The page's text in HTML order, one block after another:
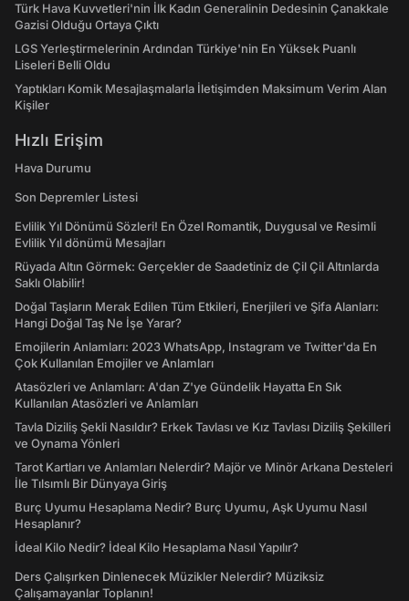
Türk Hava Kuvvetleri'nin İlk Kadın Generalinin Dedesinin Çanakkale
Gazisi Olduğu Ortaya Çıktı
LGS Yerleştirmelerinin Ardından Türkiye'nin En Yüksek Puanlı
Liseleri Belli Oldu
Yaptıkları Komik Mesajlaşmalarla İletişimden Maksimum Verim Alan
Kişiler
Hızlı Erişim
Hava Durumu
Son Depremler Listesi
Evlilik Yıl Dönümü Sözleri! En Özel Romantik, Duygusal ve Resimli
Evlilik Yıl dönümü Mesajları
Rüyada Altın Görmek: Gerçekler de Saadetiniz de Çil Çil Altınlarda
Saklı Olabilir!
Doğal Taşların Merak Edilen Tüm Etkileri, Enerjileri ve Şifa Alanları:
Hangi Doğal Taş Ne İşe Yarar?
Emojilerin Anlamları: 2023 WhatsApp, Instagram ve Twitter'da En
Çok Kullanılan Emojiler ve Anlamları
Atasözleri ve Anlamları: A'dan Z'ye Gündelik Hayatta En Sık
Kullanılan Atasözleri ve Anlamları
Tavla Diziliş Şekli Nasıldır? Erkek Tavlası ve Kız Tavlası Diziliş Şekilleri
ve Oynama Yönleri
Tarot Kartları ve Anlamları Nelerdir? Majör ve Minör Arkana Desteleri
İle Tılsımlı Bir Dünyaya Giriş
Burç Uyumu Hesaplama Nedir? Burç Uyumu, Aşk Uyumu Nasıl
Hesaplanır?
İdeal Kilo Nedir? İdeal Kilo Hesaplama Nasıl Yapılır?
Ders Çalışırken Dinlenecek Müzikler Nelerdir? Müziksiz
Çalışamayanlar Toplanın!